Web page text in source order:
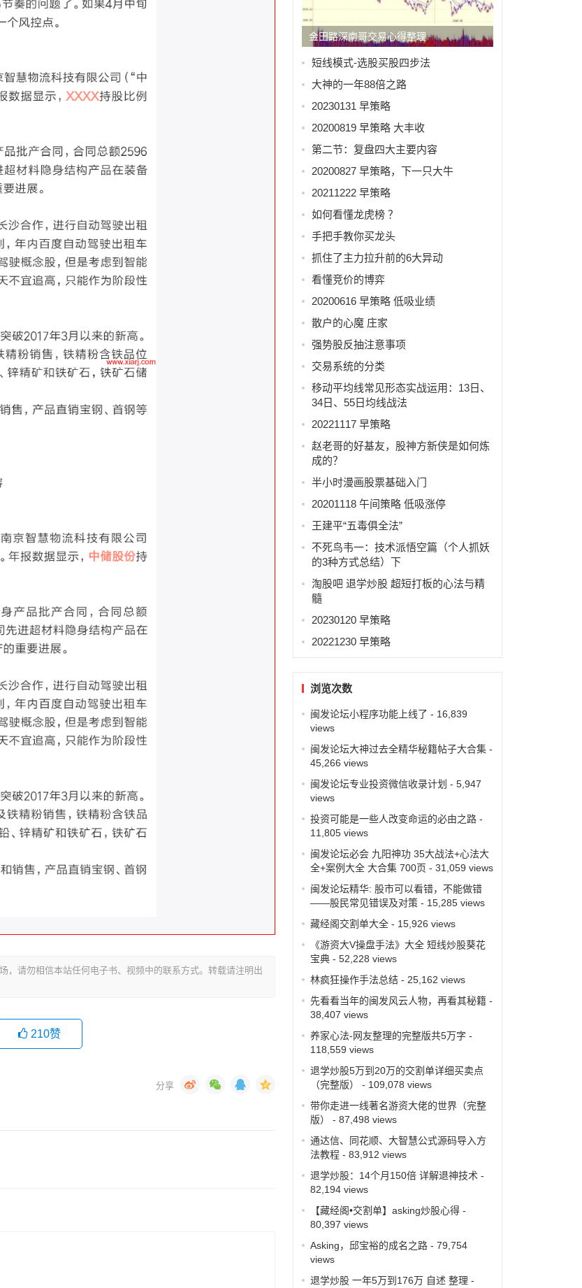
，请勿相信本站任何电子书、视频中的联系方式。转载请注明出
210赞
金田路深南哥交易心得整理
短线模式-选股买股四步法
大神的一年88倍之路
20230131 早策略
20200819 早策略 大丰收
第二节：复盘四大主要内容
20200827 早策略，下一只大牛
20211222 早策略
如何看懂龙虎榜 ？
手把手教你买龙头
抓住了主力拉升前的6大异动
看懂竞价的博弈
20200616 早策略 低吸业绩
散户的心魔 庄家
强势股反抽注意事项
交易系统的分类
移动平均线常见形态实战运用：13日、
34日、55日均线战法
20221117 早策略
赵老哥的好基友，股神方新侠是如何炼
成的？
半小时漫画股票基础入门
20201118 午间策略 低吸涨停
王建平“五毒俱全法”
不死鸟韦一：技术派悟空篇（个人抓妖
的3种方式总结）下
淘股吧 退学炒股 超短打板的心法与精
髓
20230120 早策略
20221230 早策略
浏览次数
闽发论坛小程序功能上线了 - 16,839
views
闽发论坛大神过去全精华秘籍帖子大合集-
45,266 views
闽发论坛专业投资微信收录计划 - 5,947
views
投资可能是一些人改变命运的必由之路-
11,805 views
闽发论坛必会 九阳神功 35大战法+心法大
全+案例大全 大合集 700页 - 31,059 views
闽发论坛精华: 股市可以看错，不能做错
——股民常见错误及对策- 15,285 views
藏经阁交割单大全- 15,926 views
《游资大V操盘手法》大全 短线炒股葵花
宝典- 52,228 views
林疯狂操作手法总结- 25,162 views
先看看当年的闽发风云人物，再看其秘籍-
38,407 views
养家心法-网友整理的完整版共5万字 -
118,559 views
退学炒股5万到20万的交割单详细买卖点
（完整版）
- 109,078 views
带你走进一线著名游资大佬的世界（完整
版）
- 87,498 views
通达信、同花顺、大智慧公式源码导入方
法教程- 83,912 views
退学炒股：14个月150倍 详解退神技术 -
82,194 views
【藏经阁•交割单】asking炒股心得-
80,397 views
Asking，邱宝裕的成名之路- 79,754
views
退学炒股 一年5万到176万 自述 整理 -